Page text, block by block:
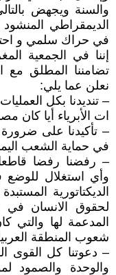
والسنة ويجهض
الديمقراطي
في حراك سلمي و
إننا في الجمعية
تضامننا المطلق مع
نعلن عما يلي:
– تنديدنا بكل
ات الأبرياء أيا كان
– تأكيدنا على
في حماية الشعب
– رفضنا رفضا
وأي استغلال
الديكتاتورية
لحقوق الانسان في
المدعمة لها
شعوب المنطقة
– دعوتنا كل القوى
والوحدة والصمود